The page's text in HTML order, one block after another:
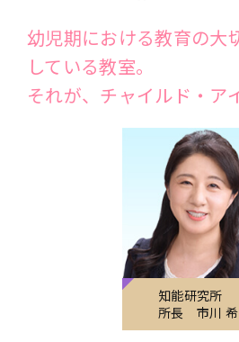
幼児期における教育の大
している教室。
それが、チャイルド・ア
知能研究所
所長
市川 希